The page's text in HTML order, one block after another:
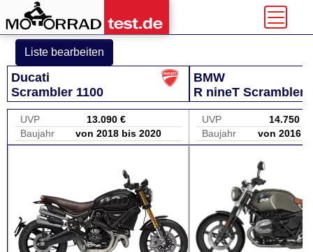
Liste bearbeiten
Ducati
Scrambler 1100
BMW
R nineT Scrambler
UVP
13.090 €
Baujahr
von 2018 bis 2020
UVP
14.750 €
Baujahr
von 2016